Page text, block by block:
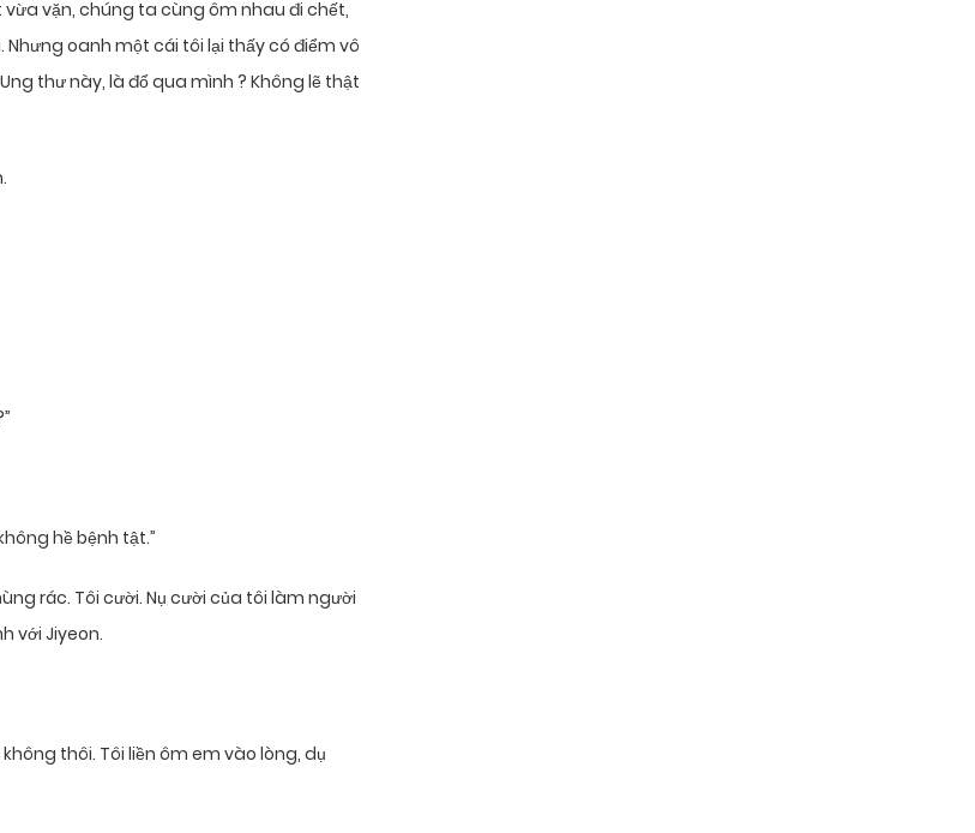
vặn, chúng ta cùng ôm nhau đi chết,
oanh một cái tôi lại thấy có điểm vô
thư này, là đổ qua mình ? Không lẽ thật
hề bệnh tật.”
rác. Tôi cười. Nụ cười của tôi làm người
với Jiyeon.
thôi. Tôi liền ôm em vào lòng, dụ